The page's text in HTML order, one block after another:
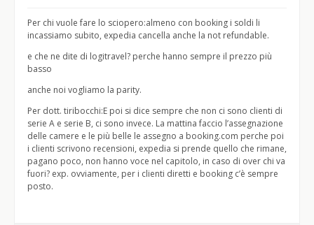
Per chi vuole fare lo sciopero:almeno con booking i soldi li
incassiamo subito, expedia cancella anche la not refundable.
e che ne dite di logitravel? perche hanno sempre il prezzo più
basso
anche noi vogliamo la parity.
Per dott. tiribocchi:E poi si dice sempre che non ci sono clienti di
serie A e serie B, ci sono invece. La mattina faccio l’assegnazione
delle camere e le più belle le assegno a booking.com perche poi
i clienti scrivono recensioni, expedia si prende quello che rimane,
pagano poco, non hanno voce nel capitolo, in caso di over chi va
fuori? exp. ovviamente, per i clienti diretti e booking c’è sempre
posto.